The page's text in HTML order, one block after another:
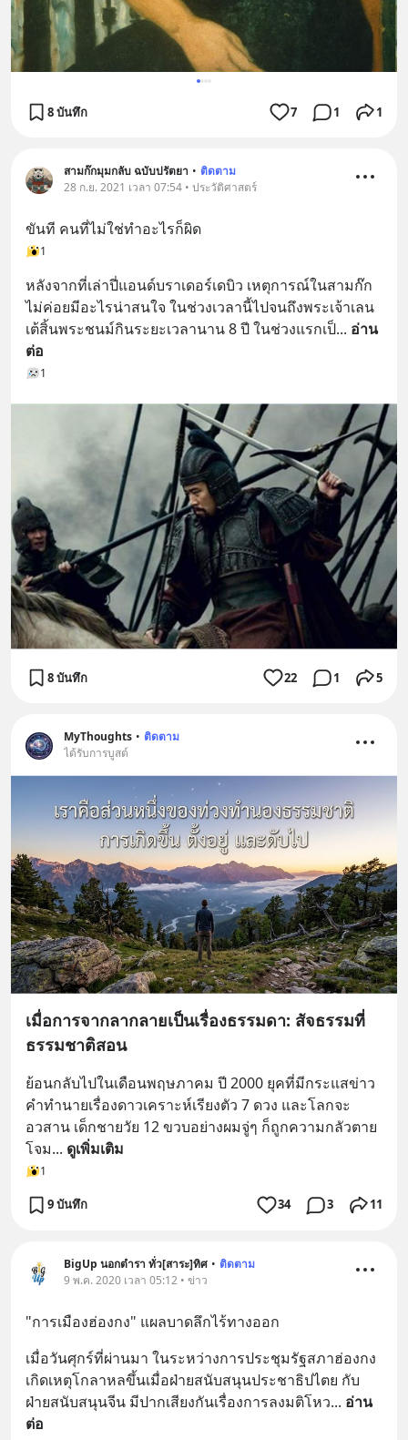
8 บันทึก 7 1 1
สามก๊กมุมกลับ ฉบับปรัตยา • ติดตาม
28 ก.ย. 2021 เวลา 07:54 • ประวัติศาสตร์
ขันที คนที่ไม่ใช่ทำอะไรก็ผิด
1
หลังจากที่เล่าปี่แอนด์บราเดอร์เดบิว เหตุการณ์ในสามก๊ก
ไม่ค่อยมีอะไรน่าสนใจ ในช่วงเวลานี้ไปจนถึงพระเจ้าเลน
เต้สิ้นพระชนม์กินระยะเวลานาน 8 ปี ในช่วงแรกเป็... อ่าน
ต่อ
1
8 บันทึก 22 1 5
MyThoughts • ติดตาม
ได้รับการบูสต์
เมื่อการจากลากลายเป็นเรื่องธรรมดา: สัจธรรมที่
ธรรมชาติสอน
ย้อนกลับไปในเดือนพฤษภาคม ปี 2000 ยุคที่มีกระแสข่าว
คำทำนายเรื่องดาวเคราะห์เรียงตัว 7 ดวง และโลกจะ
อวสาน เด็กชายวัย 12 ขวบอย่างผมจู่ๆ ก็ถูกความกลัวตาย
โจม... ดูเพิ่มเติม
1
9 บันทึก 34 3 11
BigUp นอกตำรา ทั่ว[สาระ]ทิศ • ติดตาม
9 พ.ค. 2020 เวลา 05:12 • ข่าว
"การเมืองฮ่องกง" แผลบาดลึกไร้ทางออก
เมื่อวันศุกร์ที่ผ่านมา ในระหว่างการประชุมรัฐสภาฮ่องกง
เกิดเหตุโกลาหลขึ้นเมื่อฝ่ายสนับสนุนประชาธิปไตย กับ
ฝ่ายสนับสนุนจีน มีปากเสียงกันเรื่องการลงมติโหว... อ่าน
ต่อ